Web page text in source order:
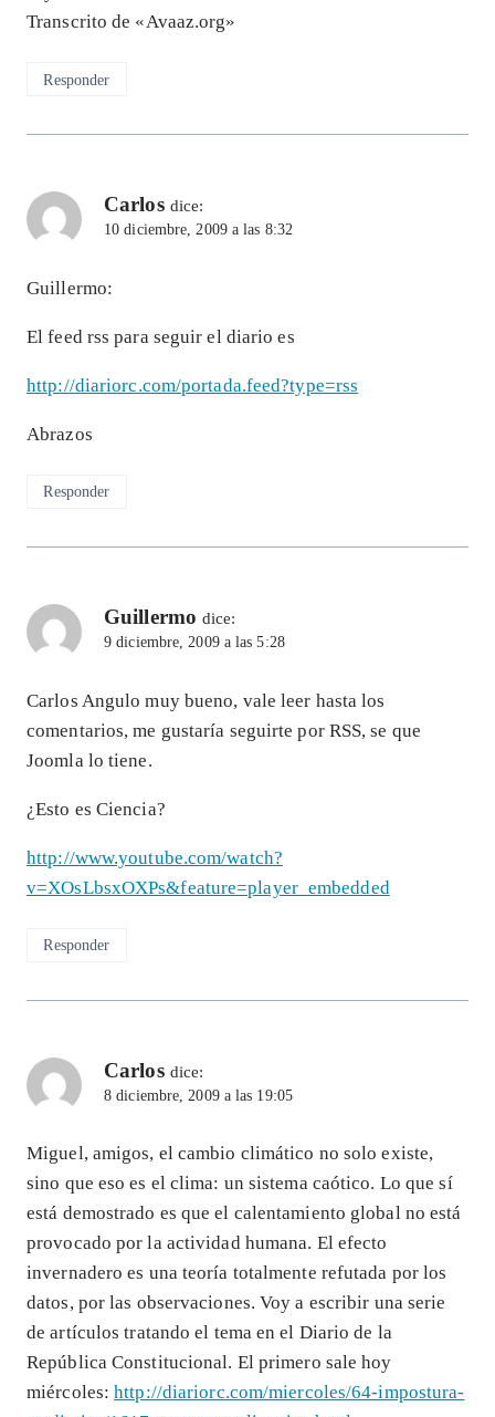
Transcrito de «Avaaz.org»
Responder
Carlos dice:
10 diciembre, 2009 a las 8:32
Guillermo:
El feed rss para seguir el diario es
http://diariorc.com/portada.feed?type=rss
Abrazos
Responder
Guillermo dice:
9 diciembre, 2009 a las 5:28
Carlos Angulo muy bueno, vale leer hasta los
comentarios, me gustaría seguirte por RSS, se que
Joomla lo tiene.
¿Esto es Ciencia?
http://www.youtube.com/watch?
v=XOsLbsxOXPs&feature=player_embedded
Responder
Carlos dice:
8 diciembre, 2009 a las 19:05
Miguel, amigos, el cambio climático no solo existe,
sino que eso es el clima: un sistema caótico. Lo que sí
está demostrado es que el calentamiento global no está
provocado por la actividad humana. El efecto
invernadero es una teoría totalmente refutada por los
datos, por las observaciones. Voy a escribir una serie
de artículos tratando el tema en el Diario de la
República Constitucional. El primero sale hoy
miércoles:http://diariorc.com/miercoles/64-impostura-